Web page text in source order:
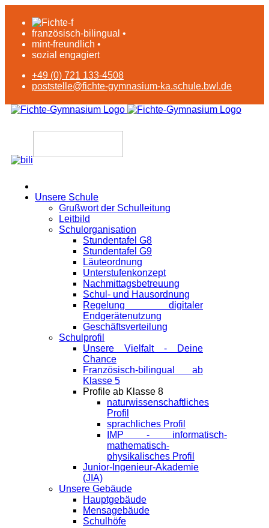
französisch-bilingual •
mint-freundlich •
sozial engagiert
+49 (0) 721 133-4508
poststelle@fichte-gymnasium-ka.schule.bwl.de
Unsere Schule
Grußwort der Schulleitung
Leitbild
Schulorganisation
Stundentafel G8
Stundentafel G9
Läuteordnung
Unterstufenkonzept
Nachmittagsbetreuung
Schul- und Hausordnung
Regelung digitaler
Endgeräte­nutzung
Geschäftsverteilung
Schulprofil
Unsere Vielfalt - Deine
Chance
Französisch-bilingual ab
Klasse 5
Profile ab Klasse 8
naturwissenschaftliches
Profil
sprachliches Profil
IMP - informatisch-
mathematisch-
physikalisches Profil
Junior-Ingenieur-Akademie
(JIA)
Unsere Gebäude
Hauptgebäude
Mensagebäude
Schulhöfe